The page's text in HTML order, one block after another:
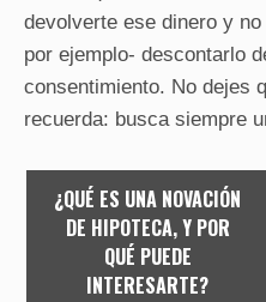
devolverte ese dinero y
por ejemplo- descontarlo
consentimiento. No dejes
recuerda: busca siempre
¿QUÉ ES UNA NOVACIÓN
DE HIPOTECA, Y POR
QUÉ PUEDE
INTERESARTE?